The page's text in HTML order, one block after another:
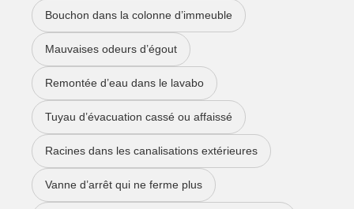
Bouchon dans la colonne d’immeuble
Mauvaises odeurs d’égout
Remontée d’eau dans le lavabo
Tuyau d’évacuation cassé ou affaissé
Racines dans les canalisations extérieures
Vanne d’arrêt qui ne ferme plus